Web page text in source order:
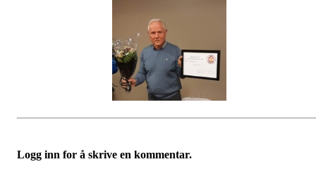
Logg inn for å skrive en kommentar.